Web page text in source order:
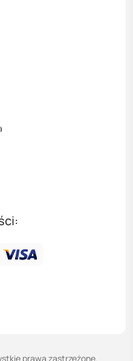
prawa zastrzeżone.